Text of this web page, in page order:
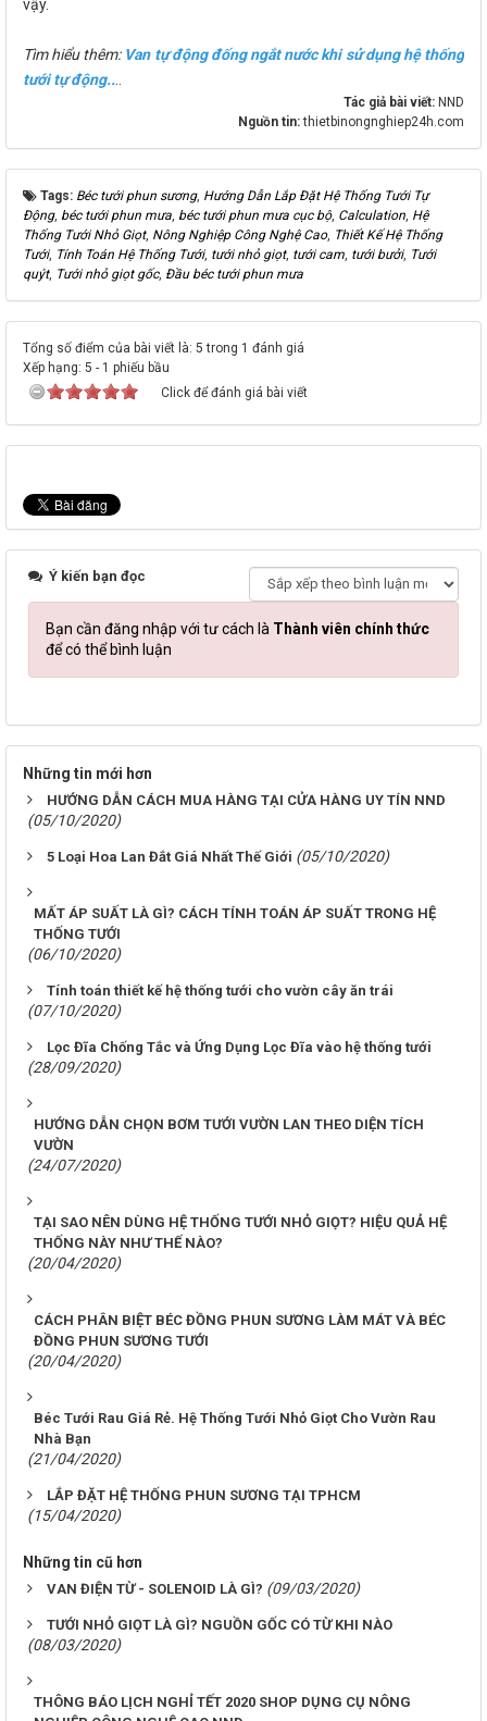
vậy.
Tìm hiểu thêm: Van tự động đống ngắt nước khi sử dụng hệ thống
tưới tự động..
Tác giả bài viết: NND
Nguồn tin:thietbinongnghiep24h.com
Tags: Béc tưới phun sương, Hướng Dẫn Lắp Đặt Hệ Thống Tưới Tự
Động, béc tưới phun mưa, béc tưới phun mưa cục bộ, Calculation, Hệ
Thống Tưới Nhỏ Giọt, Nông Nghiệp Công Nghệ Cao, Thiết Kế Hệ Thống
Tưới, Tính Toán Hệ Thống Tưới, tưới nhỏ giọt, tưới cam, tưới bưởi, Tưới
quýt, Tưới nhỏ giọt gốc, Đầu béc tưới phun mưa
Tổng số điểm của bài viết là: 5 trong 1 đánh giá
Xếp hạng: 5 - 1 phiếu bầu
Click để đánh giá bài viết
Ý kiến bạn đọc
Bạn cần đăng nhập với tư cách là Thành viên chính thức
để có thể bình luận
Những tin mới hơn
HƯỚNG DẪN CÁCH MUA HÀNG TẠI CỬA HÀNG UY TÍN NND
(05/10/2020)
5 Loại Hoa Lan Đắt Giá Nhất Thế Giới (05/10/2020)
MẤT ÁP SUẤT LÀ GÌ? CÁCH TÍNH TOÁN ÁP SUẤT TRONG HỆ
THỐNG TƯỚI
(06/10/2020)
Tính toán thiết kế hệ thống tưới cho vườn cây ăn trái
(07/10/2020)
Lọc Đĩa Chống Tắc và Ứng Dụng Lọc Đĩa vào hệ thống tưới
(28/09/2020)
HƯỚNG DẪN CHỌN BƠM TƯỚI VƯỜN LAN THEO DIỆN TÍCH
VƯỜN
(24/07/2020)
TẠI SAO NÊN DÙNG HỆ THỐNG TƯỚI NHỎ GIỌT? HIỆU QUẢ HỆ
THỐNG NÀY NHƯ THẾ NÀO?
(20/04/2020)
CÁCH PHÂN BIỆT BÉC ĐỒNG PHUN SƯƠNG LÀM MÁT VÀ BÉC
ĐỒNG PHUN SƯƠNG TƯỚI
(20/04/2020)
Béc Tưới Rau Giá Rẻ. Hệ Thống Tưới Nhỏ Giọt Cho Vườn Rau
Nhà Bạn
(21/04/2020)
LẮP ĐẶT HỆ THỐNG PHUN SƯƠNG TẠI TPHCM
(15/04/2020)
Những tin cũ hơn
VAN ĐIỆN TỪ - SOLENOID LÀ GÌ? (09/03/2020)
TƯỚI NHỎ GIỌT LÀ GÌ? NGUỒN GỐC CÓ TỪ KHI NÀO
(08/03/2020)
THÔNG BÁO LỊCH NGHỈ TẾT 2020 SHOP DỤNG CỤ NÔNG